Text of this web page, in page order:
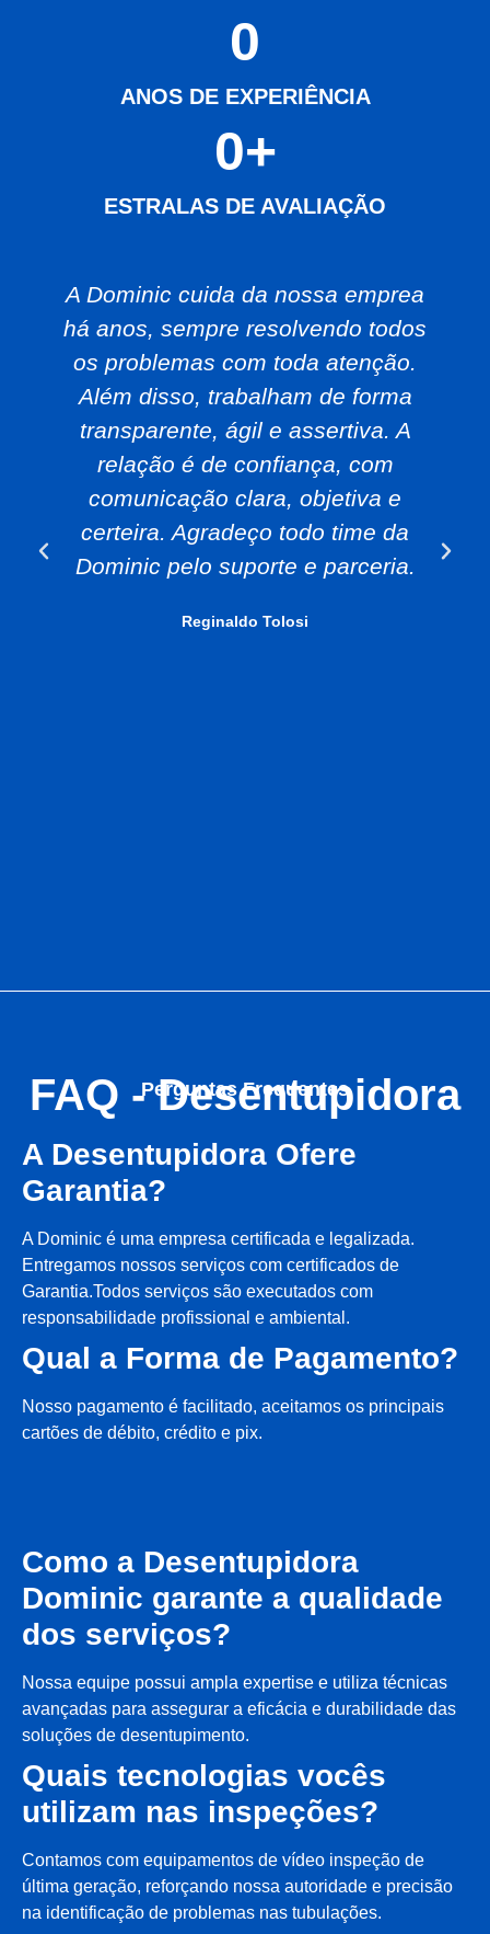
ANOS DE EXPERIÊNCIA
0
ESTRALAS DE AVALIAÇÃO
0+
A Dominic cuida da nossa emprea
há anos, sempre resolvendo todos
os problemas com toda atenção.
Além disso, trabalham de forma
transparente, ágil e assertiva. A
relação é de confiança, com
comunicação clara, objetiva e
certeira. Agradeço todo time da
Dominic pelo suporte e parceria.
Reginaldo Tolosi
Perguntas Frequentes
FAQ - Desentupidora
A Desentupidora Ofere
Garantia?
A Dominic é uma empresa certificada e legalizada.
Entregamos nossos serviços com certificados de
Garantia.Todos serviços são executados com
responsabilidade profissional e ambiental.
Qual a Forma de Pagamento?
Nosso pagamento é facilitado, aceitamos os principais
cartões de débito, crédito e pix.
Como a Desentupidora
Dominic garante a qualidade
dos serviços?
Nossa equipe possui ampla expertise e utiliza técnicas
avançadas para assegurar a eficácia e durabilidade das
soluções de desentupimento.
Quais tecnologias vocês
utilizam nas inspeções?
Contamos com equipamentos de vídeo inspeção de
última geração, reforçando nossa autoridade e precisão
na identificação de problemas nas tubulações.